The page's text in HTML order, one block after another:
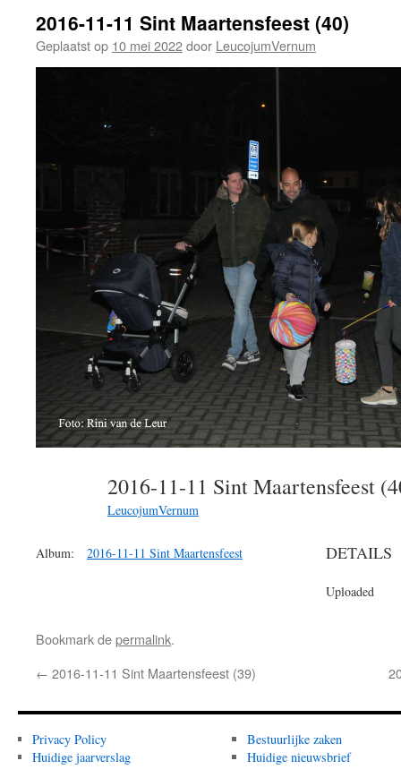
2016-11-11 Sint Maartensfeest (40)
Geplaatst op 10 mei 2022door LeucojumVernum
2016-11-11 Sint Maartensfeest
LeucojumVernum
Album: 2016-11-11 Sint Maartensfeest DETAILS
Uploaded
Bookmark depermalink.
← 2016-11-11 Sint Maartensfeest (39)
Privacy Policy
Huidige jaarverslag
Bestuurlijke zaken
Huidige nieuwsbrief